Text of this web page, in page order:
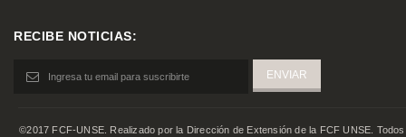
RECIBE NOTICIAS:
©2017 FCF-UNSE. Realizado por la Dirección de Extensión de la FCF UNSE. Todos